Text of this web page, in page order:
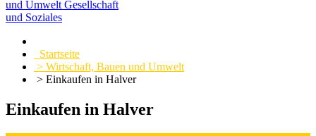
und Umwelt Gesellschaft
und Soziales
Startseite
> Wirtschaft, Bauen und Umwelt
> Einkaufen in Halver
Einkaufen in Halver